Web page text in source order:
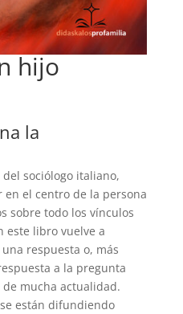
hijo
la
sociólogo italiano,
en el centro de la persona
sobre todo los vínculos
este libro vuelve a
respuesta o, más
a la pregunta
mucha actualidad.
están difundiendo